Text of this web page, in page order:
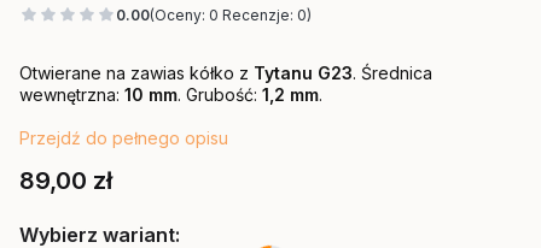
0.00(Oceny: 0 Recenzje: 0)
Otwierane na zawias kółko z Tytanu G23. Średnica
wewnętrzna: 10 mm. Grubość: 1,2 mm.
Przejdź do pełnego opisu
Cena
89,00 zł
Wybierz wariant: